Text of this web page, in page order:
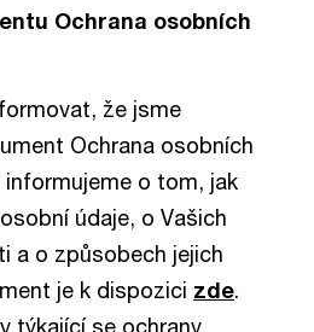
Ochrana osobních
že jsme
Ochrana osobních
informujeme o tom, jak
údaje, o Vašich
a o způsobech jejich
je k dispozici zde.
týkající se ochrany